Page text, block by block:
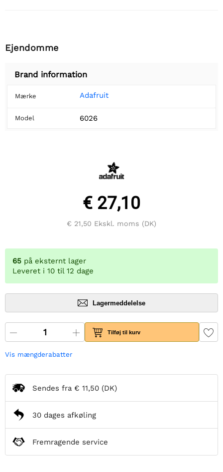
Ejendomme
Brand information
Mærke Adafruit
Model 6026
€ 27,10
€ 21,50 Ekskl. moms (DK)
65 på eksternt lager
Leveret i 10 til 12 dage
Lagermeddelelse
Tilføj til kurv
Vis mængderabatter
Sendes fra € 11,50 (DK)
30 dages afkøling
Fremragende service